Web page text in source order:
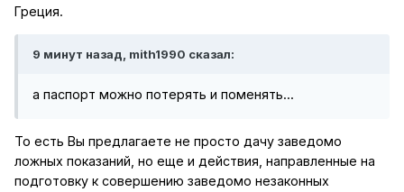
Греция.
9 минут назад, mith1990 сказал:
а паспорт можно потерять и поменять...
То есть Вы предлагаете не просто дачу заведомо
ложных показаний, но еще и действия, направленные на
подготовку к совершению заведомо незаконных